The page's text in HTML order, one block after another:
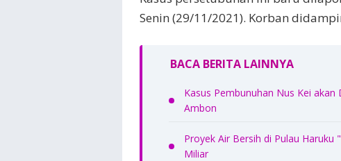
Senin (29/11/2021). Korban
BACA BERITA LAINNYA
Kasus Pembunuhan Nus Kei
Ambon
Proyek Air Bersih di Pulau Haruku
Miliar